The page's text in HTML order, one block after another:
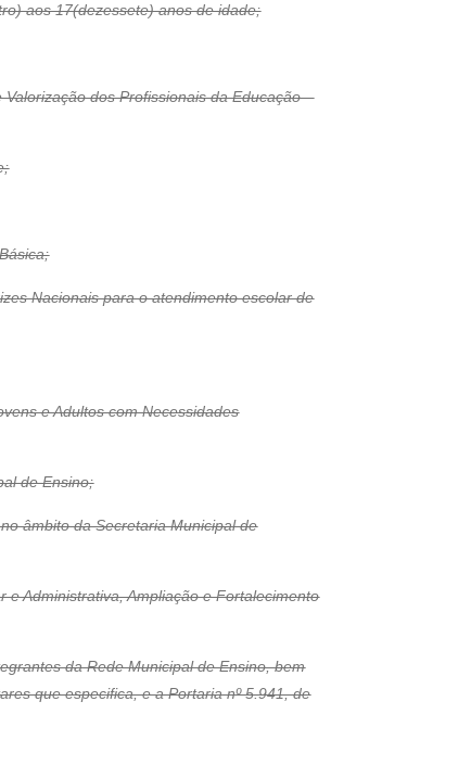
aos 17(dezessete) anos de idade;
dos Profissionais da Educação –
Nacionais para o atendimento escolar de
e Adultos com Necessidades
de Ensino;
âmbito da Secretaria Municipal de
Administrativa, Ampliação e Fortalecimento
da Rede Municipal de Ensino, bem
que especifica, e a Portaria nº 5.941, de